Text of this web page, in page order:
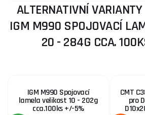
ALTERNATIVNÍ
IGM M990 SPOJOVACÍ
20 - 284G CCA.
IGM M990 Spojovací
lamela velikost 10 - 202g
cca.100ks +/-5%
CMT
pro